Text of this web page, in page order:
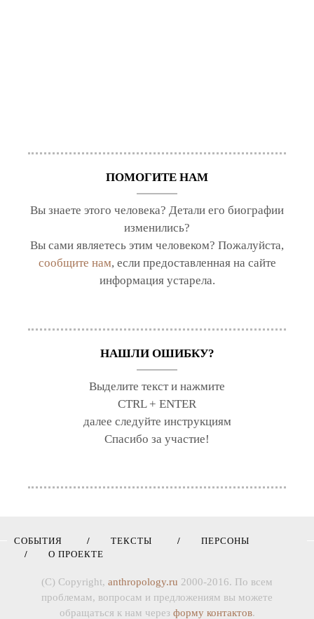
ПОМОГИТЕ НАМ
Вы знаете этого человека? Детали его биографии
изменились?
Вы сами являетесь этим человеком? Пожалуйста,
сообщите нам, если предоставленная на сайте
информация устарела.
НАШЛИ ОШИБКУ?
Выделите текст и нажмите
CTRL + ENTER
далее следуйте инструкциям
Спасибо за участие!
СОБЫТИЯ ТЕКСТЫ
ПЕРСОНЫ
О ПРОЕКТЕ
(C) Copyright, anthropology.ru 2000-2016. По всем
проблемам, вопросам и предложениям вы можете
обращаться к нам через форму контактов.